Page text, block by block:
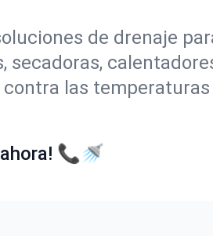
de drenaje
las temperaturas
ahora! 📞🚿